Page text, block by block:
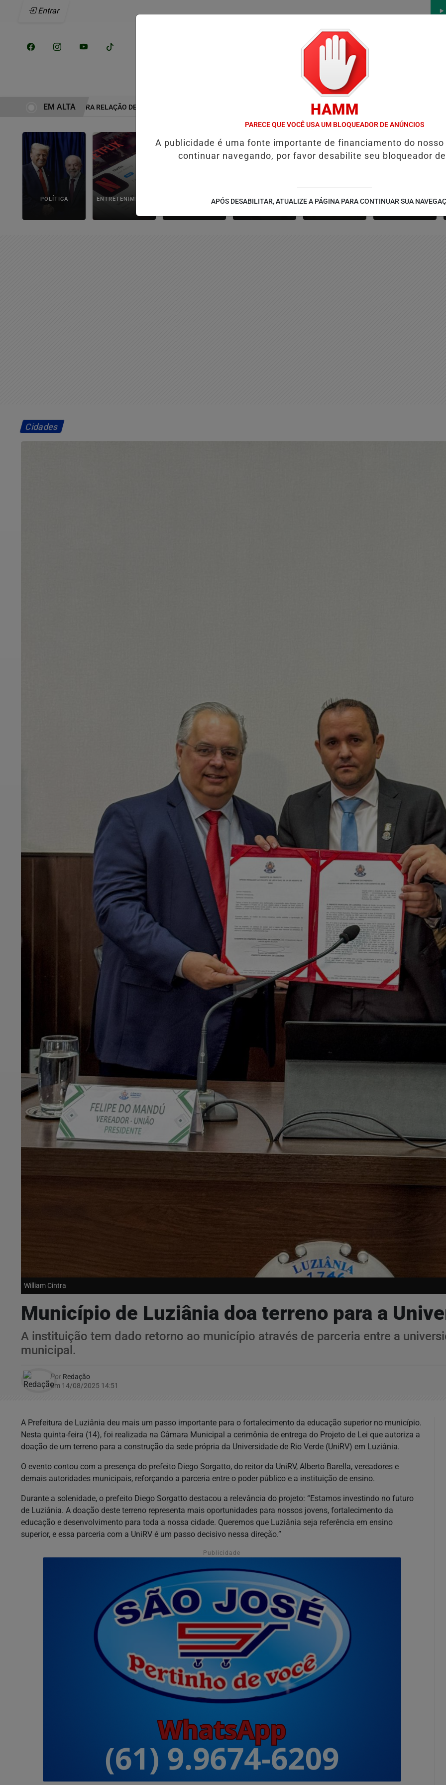
Entrar
CONTATO / PUBLICIDADES LEGAIS
ERA A VERDADEIRA RELAÇÃO DE ELIZE E MARCOS MATSUNAGA ANTES DO CRIME PREFEITURA DE FORMOSA INICIA RECUPERAÇÃO
EM ALTA
POLÍTICA ENTRETENIMENTO
CONTEÚDO
PATROCINADO
ESPORTES
CÂMARA DOS
Cidades
William Cintra
Município de Luziânia doa terreno para a
A instituição tem dado retorno ao município através de parceria entre a
municipal.
Por Redação
Em 14/08/2025 14:51
A Prefeitura de Luziânia deu mais um passo importante para o fortalecimento da educação superior no município.
Nesta quinta-feira (14), foi realizada na Câmara Municipal a cerimônia de entrega do Projeto de Lei que autoriza a
doação de um terreno para a construção da sede própria da Universidade de Rio Verde (UniRV) em Luziânia.
O evento contou com a presença do prefeito Diego Sorgatto, do reitor da UniRV, Alberto Barella, vereadores e
demais autoridades municipais, reforçando a parceria entre o poder público e a instituição de ensino.
Durante a solenidade, o prefeito Diego Sorgatto destacou a relevância do projeto: “Estamos investindo no futuro
de Luziânia. A doação deste terreno representa mais oportunidades para nossos jovens, fortalecimento da
educação e desenvolvimento para toda a nossa cidade. Queremos que Luziânia seja referência em ensino
superior, e essa parceria com a UniRV é um passo decisivo nessa direção.”
Publicidade
HAMM
PARECE QUE VOCÊ USA UM BLOQUEADOR DE ANÚNCIOS
A publicidade é uma fonte importante de financiamento do nosso
continuar navegando, por favor desabilite seu bloqueador
APÓS DESABILITAR, ATUALIZE A PÁGINA PARA CONTINUAR SUA